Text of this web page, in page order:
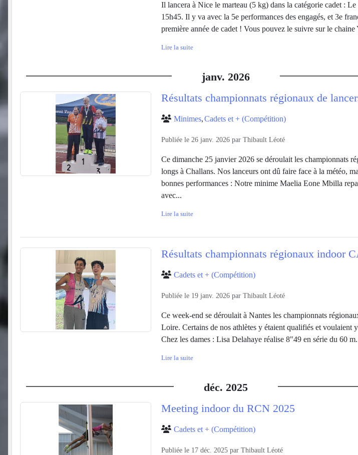
Il lancera à Nice le marteau (5 kg) dans la catégorie cadet :
15h45. Il y va avec la 5e performances des engagés, et 3e
première année de cadet ! Vous pouvez le suivre sur le
Lire la suite
janv. 2026
Résultats championnats régionaux de
Minimes Cadets et + (Compétition)
Publiée le 26 janv. 2026par Thibault Léoté
Ce dimanche 25 janvier 2026 se déroulait les championnats
longs à Challans. Nos lanceurs ont dû faire face à la météo,
bonnes performances : Notre minime Maelia Eone Mbilla
avec...
Lire la suite
Résultats championnats régionaux indoor
Cadets et + (Compétition)
Publiée le 19 janv. 2026par Thibault Léoté
Ce week-end se déroulait à Nantes les championnats
Loire. Certains de nos athlètes y étaient qualifiés et voulaient
Chez les dames : Lisa Delahaye réalise 8"49 en série du 60
Lire la suite
déc. 2025
Meeting indoor du RCN 2025
Cadets et + (Compétition)
Publiée le 17 déc. 2025par Thibault Léoté